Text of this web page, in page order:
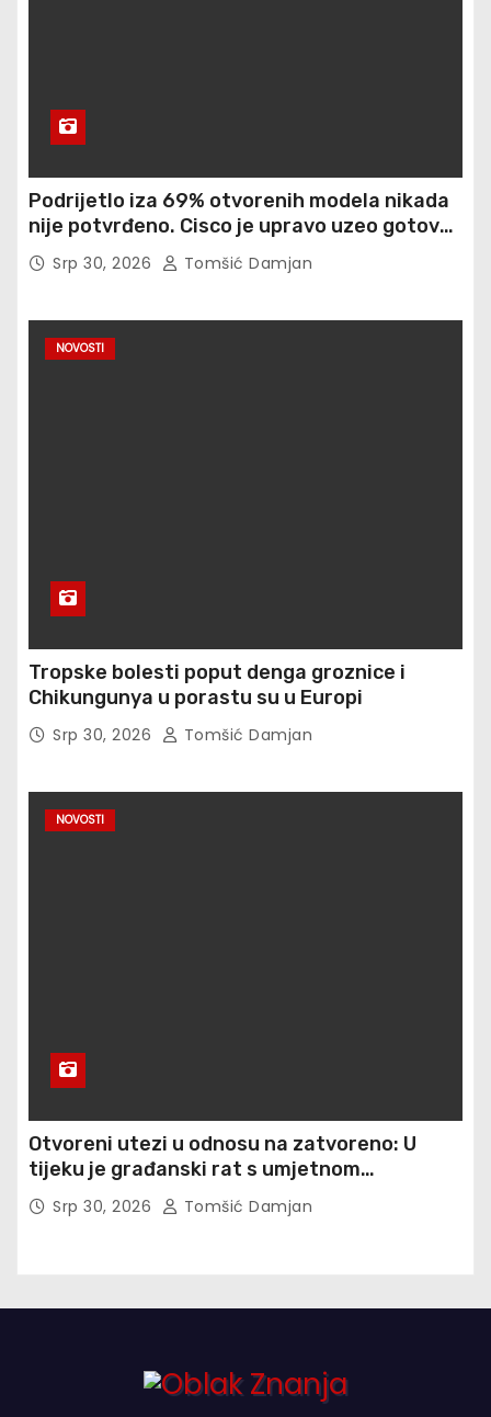
Podrijetlo iza 69% otvorenih modela nikada
nije potvrđeno. Cisco je upravo uzeo gotovo
900 otisaka prstiju besplatno
Srp 30, 2026 Tomšić Damjan
NOVOSTI
Tropske bolesti poput denga groznice i
Chikungunya u porastu su u Europi
Srp 30, 2026 Tomšić Damjan
NOVOSTI
Otvoreni utezi u odnosu na zatvoreno: U
tijeku je građanski rat s umjetnom
inteligencijom, a ulozi su egzistencijalni
Srp 30, 2026 Tomšić Damjan